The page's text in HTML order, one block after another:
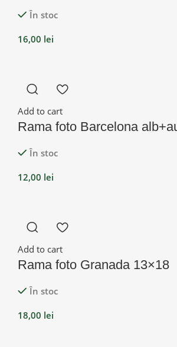
În stoc
16,00 lei
Add to cart
Rama foto Barcelona
În stoc
12,00 lei
Add to cart
Rama foto Granada 13×18
În stoc
18,00 lei